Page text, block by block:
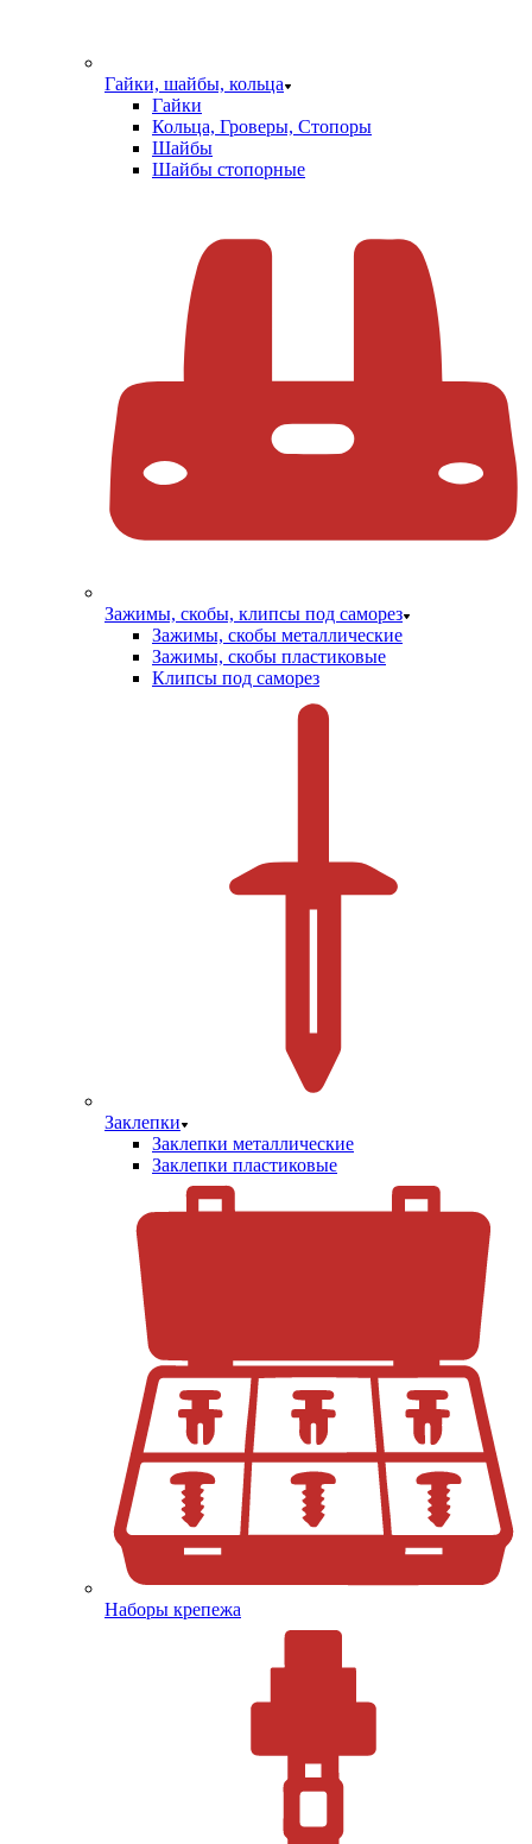
Гайки, шайбы, кольца
Гайки
Кольца, Гроверы, Стопоры
Шайбы
Шайбы стопорные
Зажимы, скобы, клипсы под саморез
Зажимы, скобы металлические
Зажимы, скобы пластиковые
Клипсы под саморез
Заклепки
Заклепки металлические
Заклепки пластиковые
Наборы крепежа